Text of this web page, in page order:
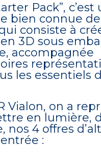
Pack”, c’est
bien connue
consiste à
3D sous
accompagnée
les essentiels
Vialon, on a
en lumière,
nos 4 offres
: